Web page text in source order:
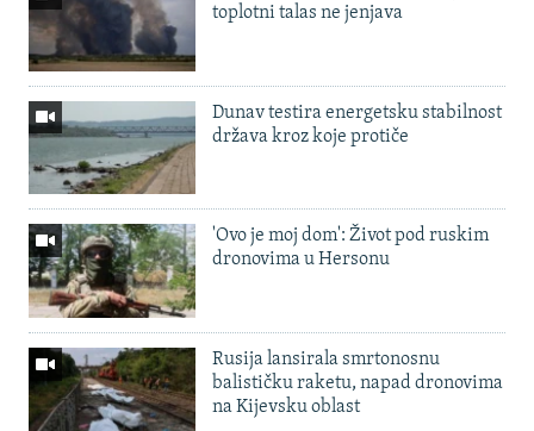
toplotni talas ne jenjava
Dunav testira energetsku stabilnost
država kroz koje protiče
'Ovo je moj dom': Život pod ruskim
dronovima u Hersonu
Rusija lansirala smrtonosnu
balističku raketu, napad dronovima
na Kijevsku oblast